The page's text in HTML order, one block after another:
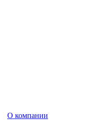
О компании